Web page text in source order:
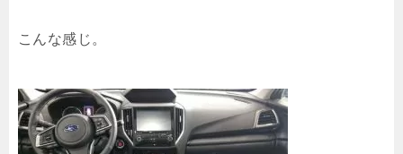
こんな感じ。